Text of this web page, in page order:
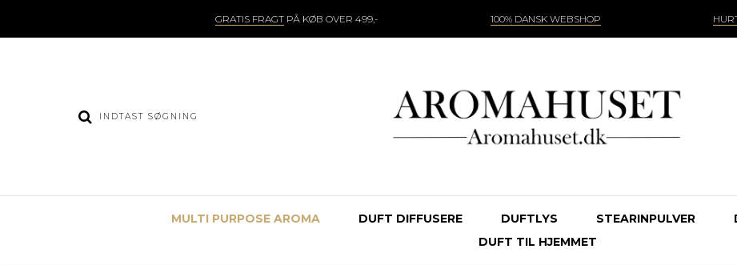
GRATIS FRAGTPÅ KØB OVER 499,- 100% DANSK WEBSHOP
MULTI PURPOSE AROMA DUFT DIFFUSERE DUFTLYS STEARINPULVER
DUFT TIL HJEMMET